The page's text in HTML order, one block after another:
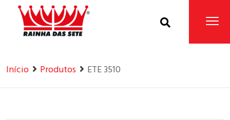
Home Produtos
Início Produtos ETE 3510